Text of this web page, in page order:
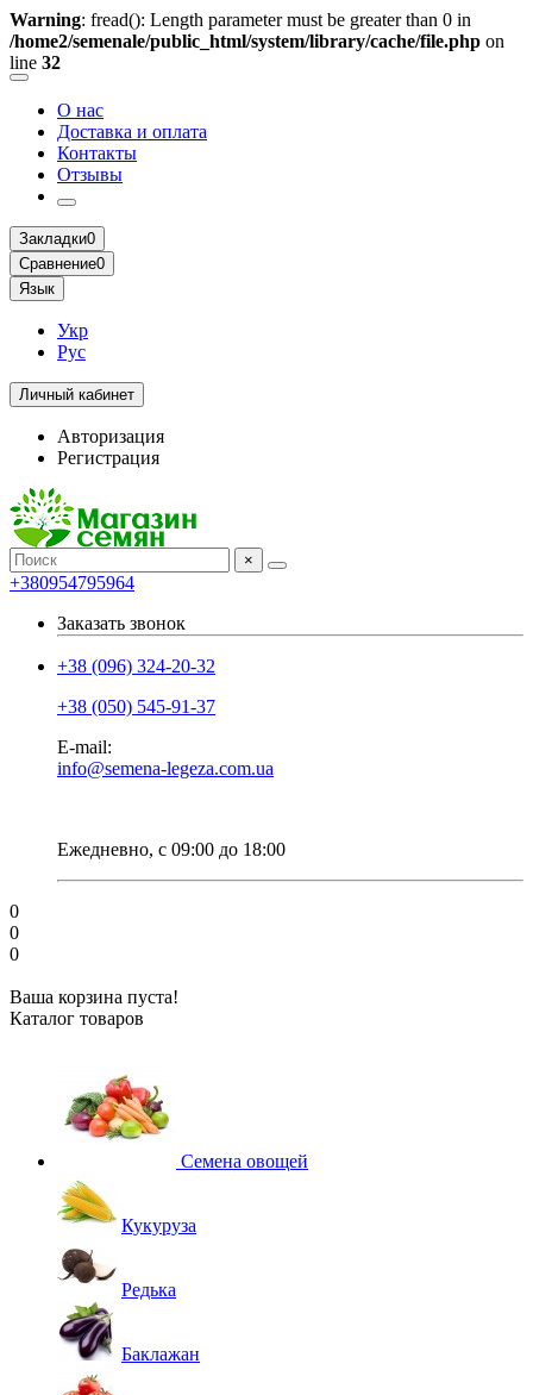
Warning: fread(): Length parameter must be greater than 0 in
/home2/semenale/public_html/system/library/cache/file.php on
line 32
О нас
Доставка и оплата
Контакты
Отзывы
Закладки0
Сравнение0
Язык
Укр
Рус
Личный кабинет
Авторизация
Регистрация
×
+380954795964
Заказать звонок
+38 (096) 324-20-32
+38 (050) 545-91-37
E-mail:
info@semena-legeza.com.ua
Ежедневно, с 09:00 до 18:00
0
0
0
Ваша корзина пуста!
Каталог товаров
Семена овощей
Кукуруза
Редька
Баклажан